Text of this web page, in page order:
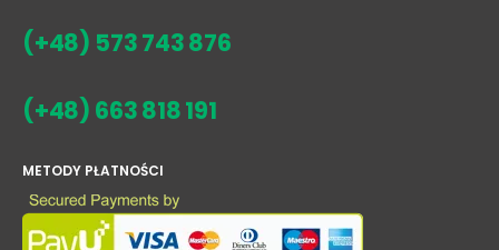
(+48) 573 743 876
(+48) 663 818 191
METODY PŁATNOŚCI